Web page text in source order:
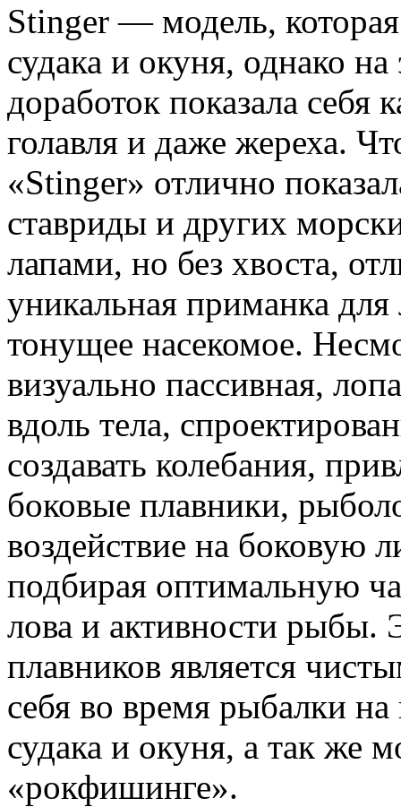
Stinger — модель,
судака и окуня, однако
доработок показала себя
голавля и даже жереха.
«Stinger» отлично
ставриды и других
лапами, но без хвоста,
уникальная приманка
тонущее насекомое.
визуально пассивная,
вдоль тела,
создавать колебания,
боковые плавники,
воздействие на
подбирая оптимальную
лова и активности рыбы.
плавников является
себя во время рыбалки
судака и окуня, а так же
«рокфишинге».